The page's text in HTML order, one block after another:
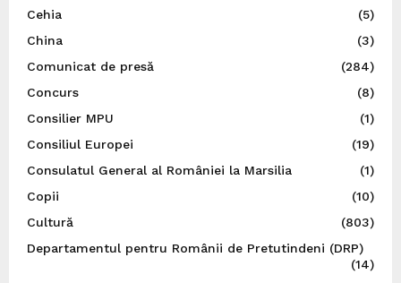
Cehia
(5)
China
(3)
Comunicat de presă
(284)
Concurs
(8)
Consilier MPU
(1)
Consiliul Europei
(19)
Consulatul General al României la Marsilia
(1)
Copii
(10)
Cultură
(803)
Departamentul pentru Românii de Pretutindeni (DRP)
(14)